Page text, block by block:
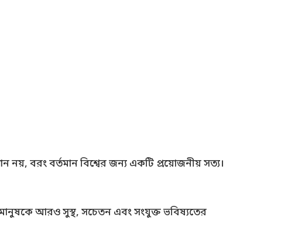
নয়, বরং বর্তমান বিশ্বের জন্য একটি প্রয়োজনীয় সত্য।
আরও সুস্থ, সচেতন এবং সংযুক্ত ভবিষ্যতের